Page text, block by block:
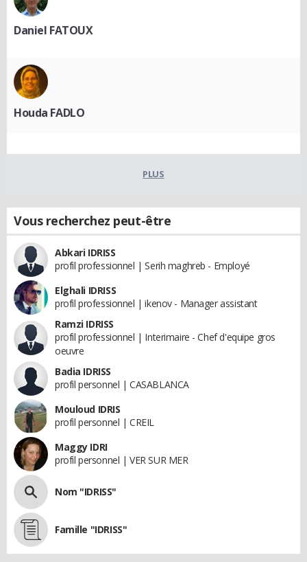
Daniel FATOUX
Houda FADLO
PLUS
Vous recherchez peut-être
Abkari IDRISS
profil professionnel | Serih maghreb - Employé
Elghali IDRISS
profil professionnel | ikenov - Manager assistant
Ramzi IDRISS
profil professionnel | Interimaire - Chef d'equipe gros
oeuvre
Badia IDRISS
profil personnel | CASABLANCA
Mouloud IDRIS
profil personnel | CREIL
Maggy IDRI
profil personnel | VER SUR MER
Nom "IDRISS"
Famille "IDRISS"